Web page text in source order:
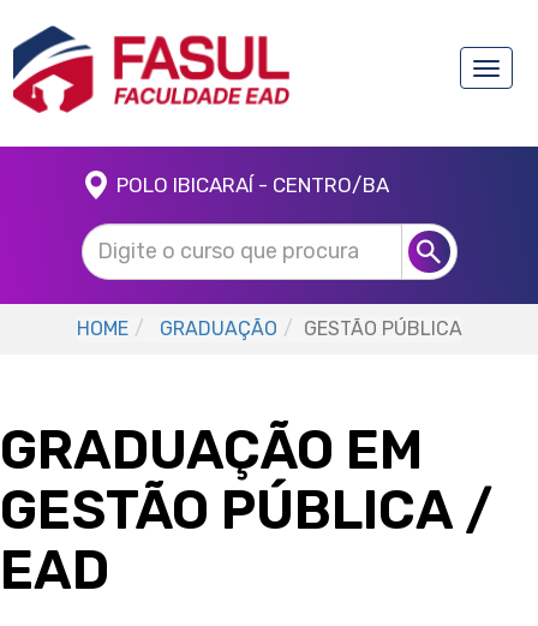
Toggle
POLO IBICARAÍ - CENTRO/BA
HOME GRADUAÇÃO GESTÃO PÚBLICA
GRADUAÇÃO EM
GESTÃO PÚBLICA /
EAD